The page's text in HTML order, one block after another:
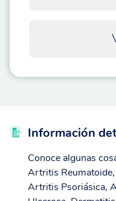
Información
Conoce algunas
Artritis
Artritis Psoriásica,